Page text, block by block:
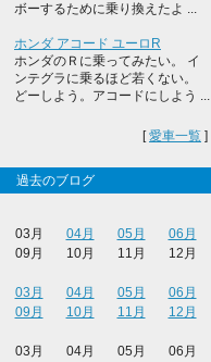
ボーするために乗り換えたよ ...
ホンダ アコード ユーロR
ホンダのＲに乗ってみたい。 イ
ンテグラに乗るほど若くない。
どーしよう。アコードにしよう ...
[愛車一覧 ]
過去のブログ
03月 04月 05月
06月
09月 10月 11月
12月
03月 04月 05月
06月
09月 10月 11月
12月
03月 04月 05月
06月